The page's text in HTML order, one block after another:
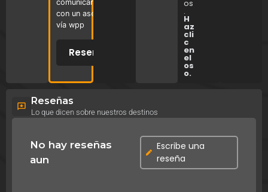
comunicandote
con un asesor
vía wpp
Reservar
os
.
H
az
cli
c
en
el
os
o.
Reseñas
Lo que dicen sobre nuestros destinos
No hay reseñas
aun
Escribe una
reseña